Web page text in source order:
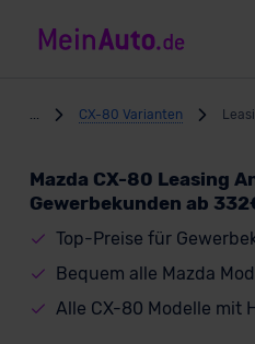
CX-80 Varianten
Mazda CX-80 Leasing
Gewerbekunden ab
Top-Preise für
Bequem alle Mazda
Alle CX-80 Modelle mit